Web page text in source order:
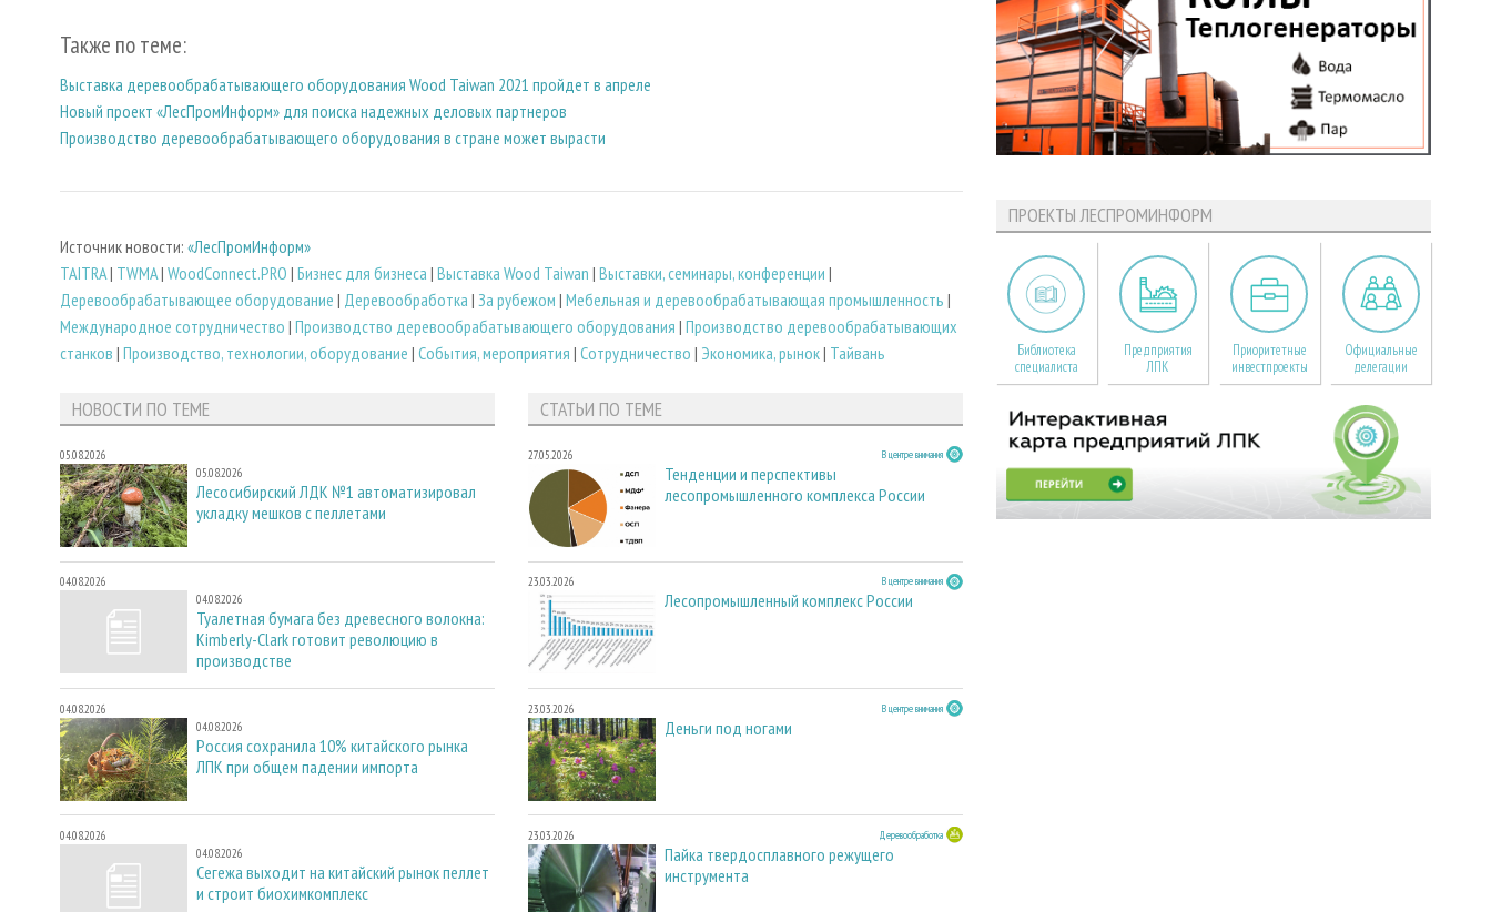
Также по теме:
Выставка деревообрабатывающего оборудования Wood Taiwan 2021 пройдет в апреле
Новый проект «ЛесПромИнформ» для поиска надежных деловых партнеров
Производство деревообрабатывающего оборудования в стране может вырасти
Источник новости: «ЛесПромИнформ»
TAITRA| TWMA| WoodConnect.PRO | Бизнес для бизнеса | Выставка Wood Taiwan | Выставки, семинары, конференции |
Деревообрабатывающее оборудование | Деревообработка | За рубежом | Мебельная и деревообрабатывающая промышленность |
Международное сотрудничество | Производство деревообрабатывающего оборудования | Производство деревообрабатывающих
станков | Производство, технологии, оборудование | События, мероприятия | Сотрудничество | Экономика, рынок| Тайвань
НОВОСТИ ПО ТЕМЕ
05.08.2026
05.08.2026
Лесосибирский ЛДК №1 автоматизировал
укладку мешков с пеллетами
04.08.2026
04.08.2026
Туалетная бумага без древесного волокна:
Kimberly-Clark готовит революцию в
производстве
04.08.2026
04.08.2026
Россия сохранила 10% китайского рынка
ЛПК при общем падении импорта
04.08.2026
04.08.2026
Сегежа выходит на китайский рынок пеллет
и строит биохимкомплекс
СТАТЬИ ПО ТЕМЕ
27.05.2026 В центре внимания
Тенденции и перспективы
лесопромышленного комплекса России
23.03.2026 В центре внимания
Лесопромышленный комплекс России
23.03.2026 В центре внимания
Деньги под ногами
23.03.2026 Деревообработка
Пайка твердосплавного режущего
инструмента
ПРОЕКТЫ ЛЕСПРОМИНФОРМ
Библиотека
специалиста
Предприятия
ЛПК
Приоритетные
инвестпроекты
Официальные
делегации